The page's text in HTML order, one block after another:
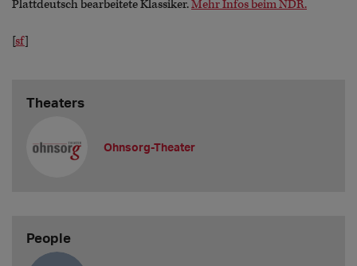
Plattdeutsch bearbeitete Klassiker.Mehr Infos beim NDR.
[sf]
Theaters
Ohnsorg-Theater
People